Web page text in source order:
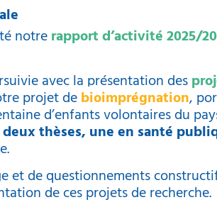
notrerapport d’activité 2025/
avec la présentation des
projet debioimprégnation,
d’enfants volontaires du
deux thèses, une en santé
et de questionnements
de ces projets de recherche.